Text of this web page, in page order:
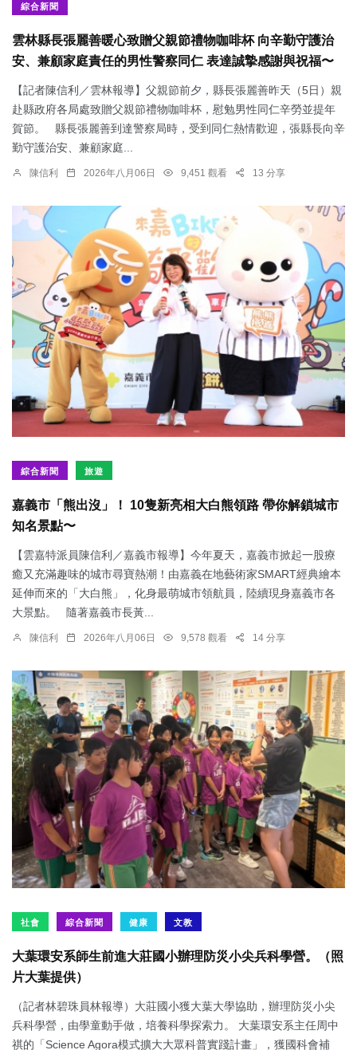
綜合新聞
雲林縣長張麗善暖心致贈父親節禮物咖啡杯 向辛勤守護治
安、兼顧家庭責任的男性警察同仁 表達誠摯感謝與祝福〜
【記者陳信利／雲林報導】父親節前夕，縣長張麗善昨天（5日）親
赴縣政府各局處致贈父親節禮物咖啡杯，慰勉男性同仁辛勞並提年
賀節。 縣長張麗善到達警察局時，受到同仁熱情歡迎，張縣長向辛
勤守護治安、兼顧家庭...
陳信利 2026年八月06日 9,451 觀看 13 分享
綜合新聞 旅遊
嘉義市「熊出沒」！ 10隻新亮相大白熊領路 帶你解鎖城市
知名景點〜
【雲嘉特派員陳信利／嘉義市報導】今年夏天，嘉義市掀起一股療
癒又充滿趣味的城市尋寶熱潮！由嘉義在地藝術家SMART經典繪本
延伸而來的「大白熊」，化身最萌城市領航員，陸續現身嘉義市各
大景點。 隨著嘉義市長黃...
陳信利 2026年八月06日 9,578 觀看 14 分享
社會 綜合新聞 健康 文教
大葉環安系師生前進大莊國小辦理防災小尖兵科學營。（照
片大葉提供）
（記者林碧珠員林報導）大莊國小獲大葉大學協助，辦理防災小尖
兵科學營，由學童動手做，培養科學探索力。 大葉環安系主任周中
祺的「Science Agora模式擴大大眾科普實踐計畫」，獲國科會補